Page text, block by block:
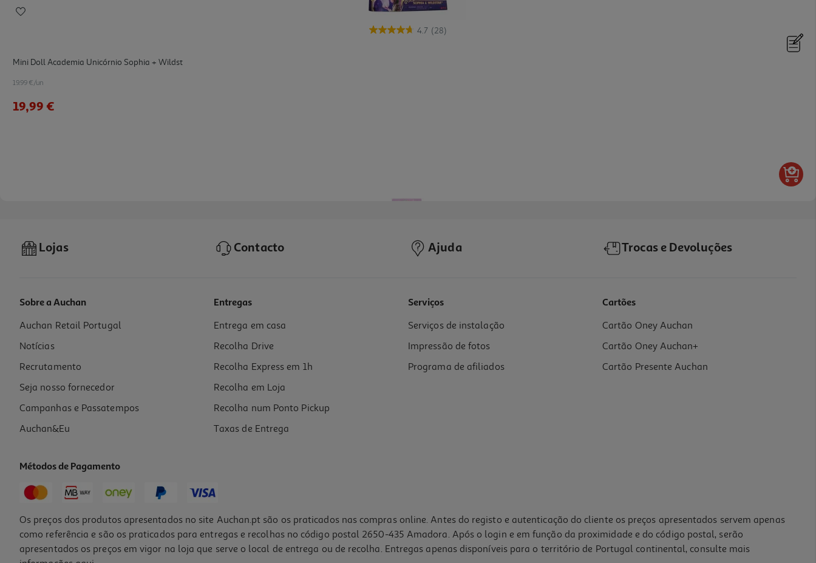
4.7 (28)
Mini Doll Academia Unicórnio Sophia + Wildst
19.99 €/un
19,99 €
Disney Princesas Mini Figuras Modelos Sortidos
6.99 €/un
6,99 €
Lojas Contacto Ajuda Trocas e Devoluções
Sobre a Auchan
Auchan Retail Portugal
Notícias
Recrutamento
Seja nosso fornecedor
Campanhas e Passatempos
Auchan&Eu
Entregas
Entrega em casa
Recolha Drive
Recolha Express em 1h
Recolha em Loja
Recolha num Ponto Pickup
Taxas de Entrega
Serviços
Serviços de instalação
Impressão de fotos
Programa de afiliados
Cartões
Cartão Oney Auchan
Cartão Oney Auchan+
Cartão Presente Auchan
Métodos de Pagamento
Os preços dos produtos apresentados no site Auchan.pt são os praticados nas compras online. Antes do registo e autenticação do cliente os preços apresentados servem apenas
como referência e são os praticados para entregas e recolhas no código postal 2650-435 Amadora. Após o login e em função da proximidade e do código postal, serão
apresentados os preços em vigor na loja que serve o local de entrega ou de recolha. Entregas apenas disponíveis para o território de Portugal continental, consulte mais